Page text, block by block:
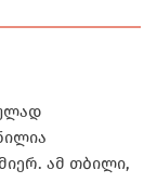
ამ თბილი,